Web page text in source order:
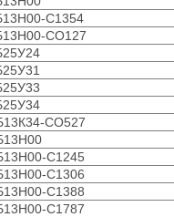
С1354
СО127
СО527
С1245
С1306
С1388
С1787